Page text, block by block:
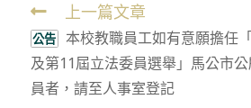
Read
more
articles
上一篇文章
公告
本校教職員工如有意願擔任
及第11屆立法委員選舉」馬公市
員者，請至人事室登記